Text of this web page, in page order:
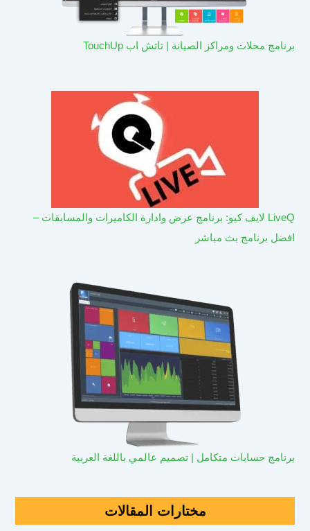
برنامج محلات ومراكز الصيانة | تاتش اب TouchUp
LiveQ لايف كيو: برنامج عرض وادارة الكاميرات والمسابقات –
افضل برنامج بث مباشر
برنامج حسابات متكامل | تصميم عالمي باللغة العربية
مختارات المقالات